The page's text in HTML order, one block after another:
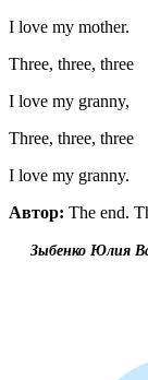
I love my mother.
Three, three, three
I love my granny,
Three, three, three
I love my granny.
Автор: The end.
Зыбенко Юлия